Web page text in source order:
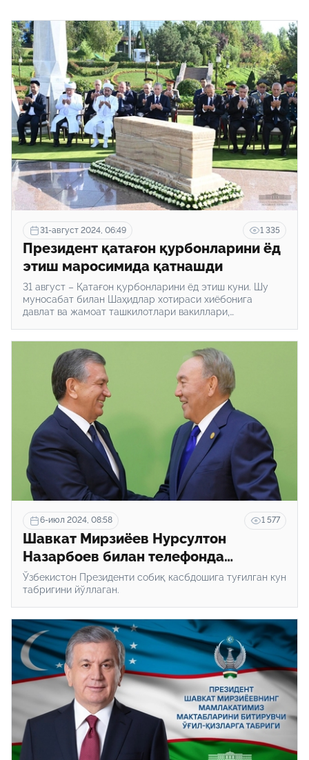
31-август 2024, 06:49 1 335
Президент қатағон қурбонларини ёд
этиш маросимида қатнашди
31 август – Қатағон қурбонларини ёд этиш куни. Шу
муносабат билан Шаҳидлар хотираси хиёбонига
давлат ва жамоат ташкилотлари вакиллари,
6-июл 2024, 08:58 1 577
Шавкат Мирзиёев Нурсултон
Назарбоев билан телефонда
гаплашди
Ўзбекистон Президенти собиқ касбдошига туғилган кун
табригини йўллаган.